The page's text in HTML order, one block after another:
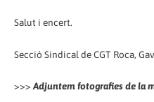
Salut i encert.
Secció Sindical de CGT Roca,
>>>Adjuntem fotografies de la